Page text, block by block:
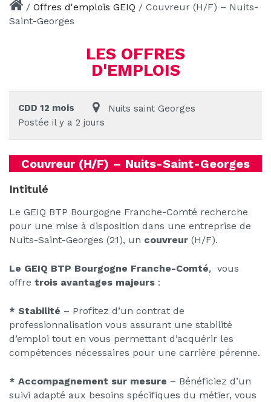
/ Offres d'emplois GEIQ / Couvreur (H/F) – Nuits-
Saint-Georges
LES OFFRES
D'EMPLOIS
CDD 12 mois
Nuits saint Georges
Postée il y a 2 jours
Couvreur (H/F) – Nuits-Saint-Georges
Intitulé
Le GEIQ BTP Bourgogne Franche-Comté recherche
pour une mise à disposition dans une entreprise de
Nuits-Saint-Georges (21), un couvreur (H/F).
Le GEIQ BTP Bourgogne Franche-Comté, vous
offre trois avantages majeurs :
* Stabilité – Profitez d’un contrat de
professionnalisation vous assurant une stabilité
d’emploi tout en vous permettant d’acquérir les
compétences nécessaires pour une carrière pérenne.
* Accompagnement sur mesure – Bénéficiez d’un
suivi adapté aux besoins spécifiques du métier, vous